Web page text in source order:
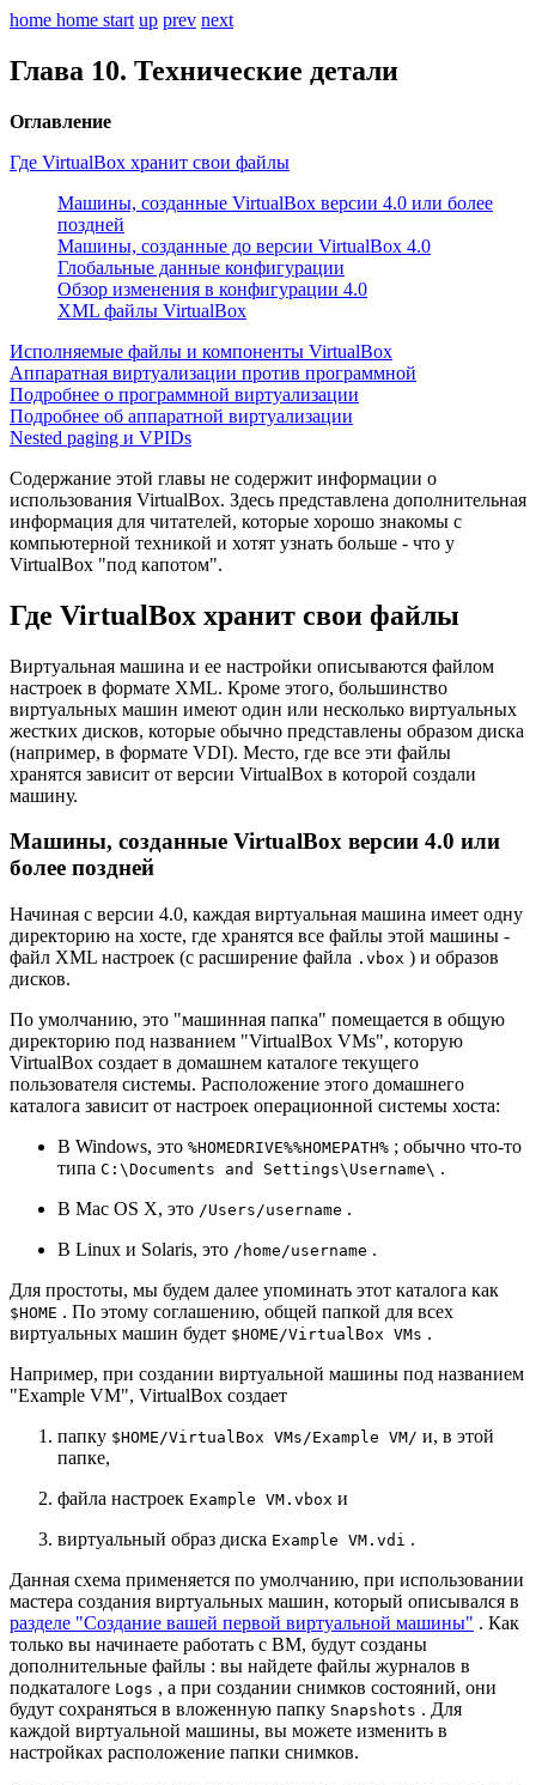
home home start up prev next
Глава 10. Технические детали
Оглавление
Где VirtualBox хранит свои файлы
Машины, созданные VirtualBox версии 4.0 или более
поздней
Машины, созданные до версии VirtualBox 4.0
Глобальные данные конфигурации
Обзор изменения в конфигурации 4.0
XML файлы VirtualBox
Исполняемые файлы и компоненты VirtualBox
Аппаратная виртуализации против программной
Подробнее о программной виртуализации
Подробнее об аппаратной виртуализации
Nested paging и VPIDs
Содержание этой главы не содержит информации о
использования VirtualBox. Здесь представлена дополнительная
информация для читателей, которые хорошо знакомы с
компьютерной техникой и хотят узнать больше - что у
VirtualBox "под капотом".
Где VirtualBox хранит свои файлы
Виртуальная машина и ее настройки описываются файлом
настроек в формате XML. Кроме этого, большинство
виртуальных машин имеют один или несколько виртуальных
жестких дисков, которые обычно представлены образом диска
(например, в формате VDI). Место, где все эти файлы
хранятся зависит от версии VirtualBox в которой создали
машину.
Машины, созданные VirtualBox версии 4.0 или
более поздней
Начиная с версии 4.0, каждая виртуальная машина имеет одну
директорию на хосте, где хранятся все файлы этой машины -
файл XML настроек (с расширение файла .vbox ) и образов
дисков.
По умолчанию, это "машинная папка" помещается в общую
директорию под названием "VirtualBox VMs", которую
VirtualBox создает в домашнем каталоге текущего
пользователя системы. Расположение этого домашнего
каталога зависит от настроек операционной системы хоста:
В Windows, это %HOMEDRIVE%%HOMEPATH% ; обычно что-то
типа C:\Documents and Settings\Username\ .
В Mac OS X, это /Users/username .
В Linux и Solaris, это /home/username .
Для простоты, мы будем далее упоминать этот каталога как
$HOME . По этому соглашению, общей папкой для всех
виртуальных машин будет $HOME/VirtualBox VMs .
Например, при создании виртуальной машины под названием
"Example VM", VirtualBox создает
папку $HOME/VirtualBox VMs/Example VM/ и, в этой
папке,
файла настроек Example VM.vbox и
виртуальный образ диска Example VM.vdi .
Данная схема применяется по умолчанию, при использовании
мастера создания виртуальных машин, который описывался в
разделе "Создание вашей первой виртуальной машины" . Как
только вы начинаете работать с ВМ, будут созданы
дополнительные файлы : вы найдете файлы журналов в
подкаталоге Logs , а при создании снимков состояний, они
будут сохраняться в вложенную папку Snapshots . Для
каждой виртуальной машины, вы можете изменить в
настройках расположение папки снимков.